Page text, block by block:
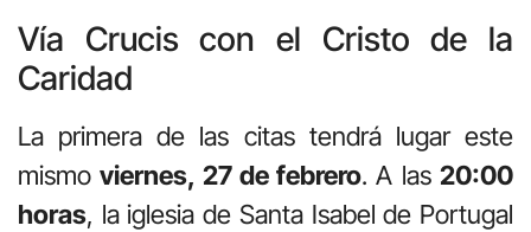
Vía Crucis con el Cristo de la
Caridad
La primera de las citas tendrá lugar este
mismoviernes, 27 de febrero. A las20:00
horas, la iglesia de Santa Isabel de Portugal